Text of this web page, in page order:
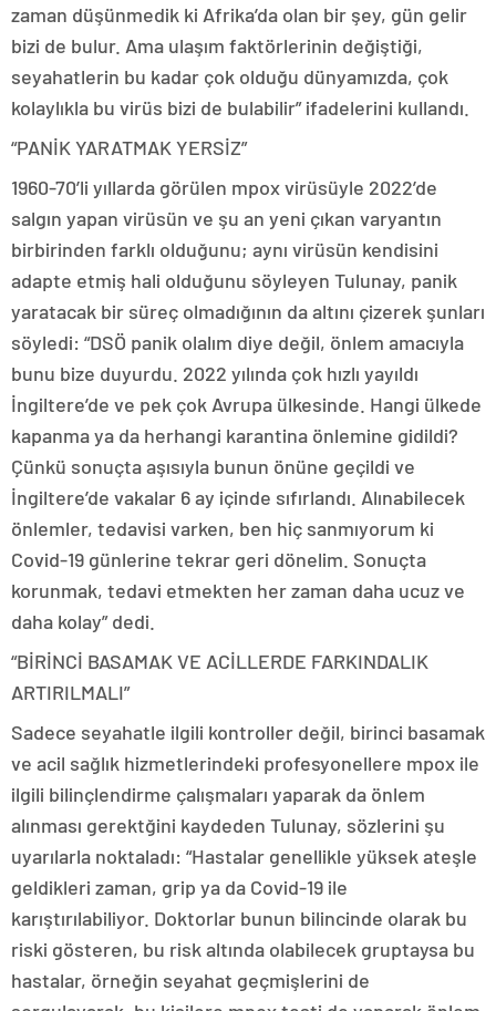
zaman düşünmedik ki Afrika’da olan bir şey, gün gelir
bizi de bulur. Ama ulaşım faktörlerinin değiştiği,
seyahatlerin bu kadar çok olduğu dünyamızda, çok
kolaylıkla bu virüs bizi de bulabilir” ifadelerini kullandı.
“PANİK YARATMAK YERSİZ”
1960-70’li yıllarda görülen mpox virüsüyle 2022’de
salgın yapan virüsün ve şu an yeni çıkan varyantın
birbirinden farklı olduğunu; aynı virüsün kendisini
adapte etmiş hali olduğunu söyleyen Tulunay, panik
yaratacak bir süreç olmadığının da altını çizerek şunları
söyledi: “DSÖ panik olalım diye değil, önlem amacıyla
bunu bize duyurdu. 2022 yılında çok hızlı yayıldı
İngiltere’de ve pek çok Avrupa ülkesinde. Hangi ülkede
kapanma ya da herhangi karantina önlemine gidildi?
Çünkü sonuçta aşısıyla bunun önüne geçildi ve
İngiltere’de vakalar 6 ay içinde sıfırlandı. Alınabilecek
önlemler, tedavisi varken, ben hiç sanmıyorum ki
Covid-19 günlerine tekrar geri dönelim. Sonuçta
korunmak, tedavi etmekten her zaman daha ucuz ve
daha kolay” dedi.
“BİRİNCİ BASAMAK VE ACİLLERDE FARKINDALIK
ARTIRILMALI”
Sadece seyahatle ilgili kontroller değil, birinci basamak
ve acil sağlık hizmetlerindeki profesyonellere mpox ile
ilgili bilinçlendirme çalışmaları yaparak da önlem
alınması gerektğini kaydeden Tulunay, sözlerini şu
uyarılarla noktaladı: “Hastalar genellikle yüksek ateşle
geldikleri zaman, grip ya da Covid-19 ile
karıştırılabiliyor. Doktorlar bunun bilincinde olarak bu
riski gösteren, bu risk altında olabilecek gruptaysa bu
hastalar, örneğin seyahat geçmişlerini de